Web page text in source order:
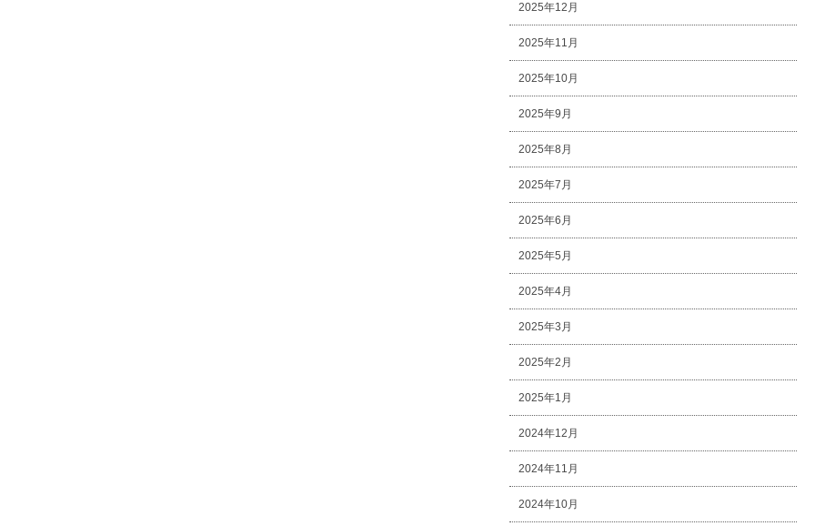
2025年12月
2025年11月
2025年10月
2025年9月
2025年8月
2025年7月
2025年6月
2025年5月
2025年4月
2025年3月
2025年2月
2025年1月
2024年12月
2024年11月
2024年10月